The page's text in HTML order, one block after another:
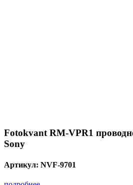
Fotokvant RM-VPR1
Sony
Артикул: NVF-9701